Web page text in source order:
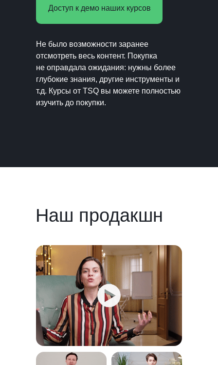
Не было возможности заранее
отсмотреть весь контент. Покупка
не оправдала ожидания: нужны более
глубокие знания, другие инструменты и
т.д. Курсы от TSQ вы можете полностью
изучить до покупки.
Доступ к демо наших курсов
Наш продакшн